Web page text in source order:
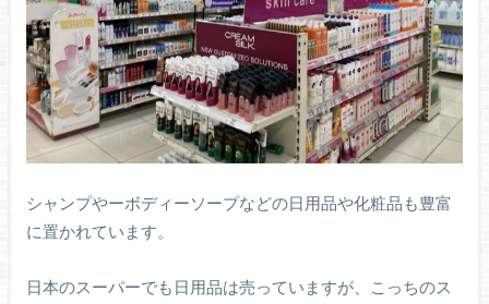
シャンプやーボディーソープなどの日用品や化粧品も豊富
に置かれています。
日本のスーパーでも日用品は売っていますが、こっちのス